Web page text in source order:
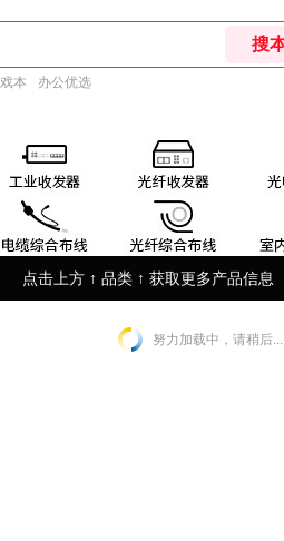
本 办公优选
点击上方 ↑ 品类 ↑ 获取更多产品信息
努力加载中，请稍后...